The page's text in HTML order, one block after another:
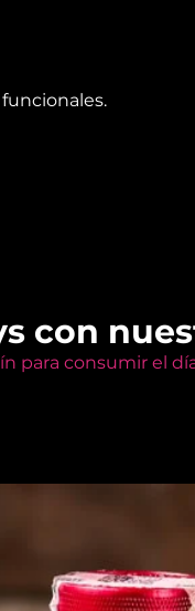
con
para consumir el